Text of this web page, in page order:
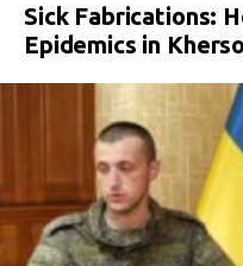
Sick Fabrications:
Epidemics in